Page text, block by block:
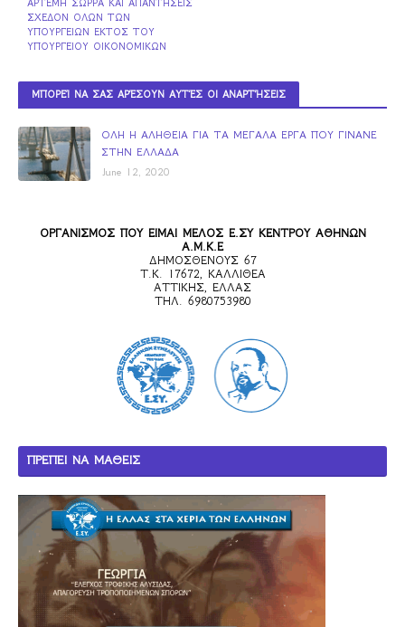
ΑΡΤΕΜΗ ΣΩΡΡΑ ΚΑΙ ΑΠΑΝΤΗΣΕΙΣ
ΣΧΕΔΟΝ ΟΛΩΝ ΤΩΝ
ΥΠΟΥΡΓΕΙΩΝ ΕΚΤΟΣ ΤΟΥ
ΥΠΟΥΡΓΕΙΟΥ ΟΙΚΟΝΟΜΙΚΩΝ
ΜΠΟΡΕΊ ΝΑ ΣΑΣ ΑΡΈΣΟΥΝ ΑΥΤΈΣ ΟΙ ΑΝΑΡΤΉΣΕΙΣ
ΟΛΗ Η ΑΛΗΘΕΙΑ ΓΙΑ ΤΑ ΜΕΓΑΛΑ ΕΡΓΑ ΠΟΥ ΓΙΝΑΝΕ
ΣΤΗΝ ΕΛΛΑΔΑ
June 12, 2020
ΟΡΓΑΝΙΣΜΟΣ ΠΟΥ ΕΙΜΑΙ ΜΕΛΟΣ Ε.ΣΥ ΚΕΝΤΡΟΥ ΑΘΗΝΩΝ
Α.Μ.Κ.Ε
ΔΗΜΟΣΘΕΝΟΥΣ 67
Τ.Κ. 17672, ΚΑΛΛΙΘΕΑ
ΑΤΤΙΚΗΣ, ΕΛΛΑΣ
ΤΗΛ. 6980753980
ΠΡΕΠΕΙ ΝΑ ΜΑΘΕΙΣ